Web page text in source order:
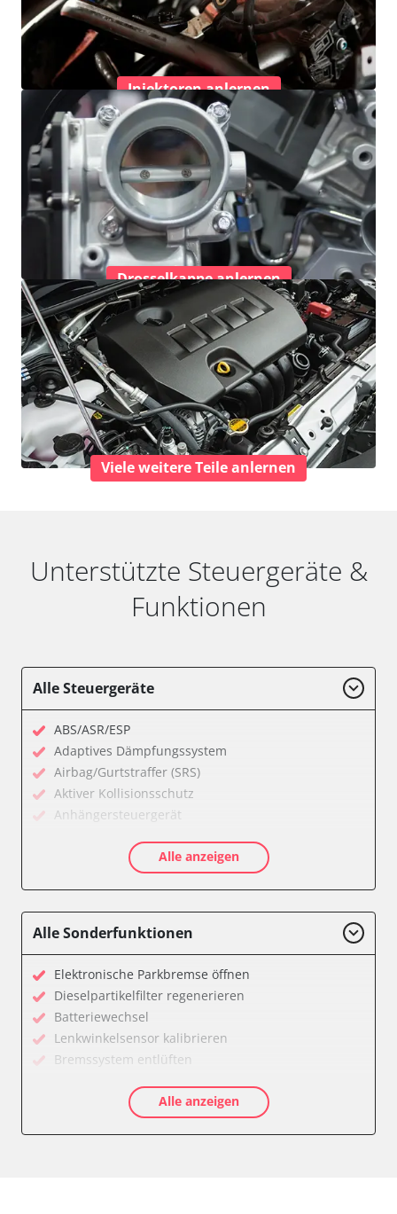
Injektoren anlernen
Drosselkappe anlernen
Viele weitere Teile anlernen
Unterstützte Steuergeräte &
Funktionen
Alle Steuergeräte
ABS/ASR/ESP
Adaptives Dämpfungssystem
Airbag/Gurtstraffer (SRS)
Aktiver Kollisionsschutz
Anhängersteuergerät
Dachbedieneinheit (DBE)
Diagnoseschnittstelle (EOBD/OBDII)
Feststellbremse (EPB / SBC)
Global Positioning System (GPS)
Heckklappe
Klimaanlage
Kombiinstrument
Lenkradwinkel-Sensor
Lenksäuleneinheit
Lichtsteuerung
Medienplayer
Alle anzeigen
Alle Sonderfunktionen
Elektronische Parkbremse öffnen
Dieselpartikelfilter regenerieren
Batteriewechsel
Lenkwinkelsensor kalibrieren
Bremssystem entlüften
AGR Ventil anlernen
Luftmassenmesser anlernen
Alle anzeigen